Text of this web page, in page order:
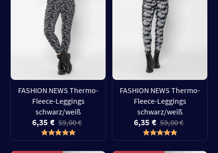
FASHION NEWS Thermo-
Fleece-Leggings
schwarz/weiß
6,35 € 59,00 €
FASHION NEWS Thermo-
Fleece-Leggings
schwarz/weiß
6,35 € 59,00 €